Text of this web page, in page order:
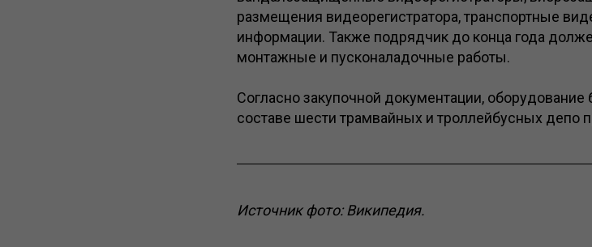
размещения видеорегистратора, транспортные
информации. Также подрядчик до конца года
монтажные и пусконаладочные работы.
Согласно закупочной документации,
составе шести трамвайных и троллейбусных депо
Источник фото: Википедия.